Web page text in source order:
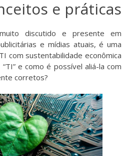
e práticas
discutido e presente em
e mídias atuais, é uma
com sustentabilidade econômica
e como é possível aliá-la com
corretos?